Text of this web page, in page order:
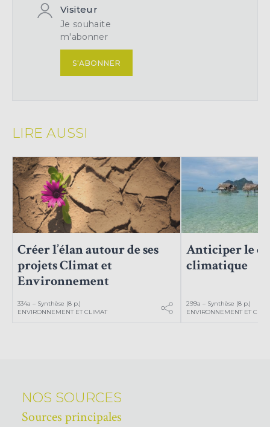
Visiteur
Je souhaite
m'abonner
S'ABONNER
LIRE AUSSI
Créer l’élan autour de ses
projets Climat et
Environnement
334a – Synthèse (8 p.)
ENVIRONNEMENT ET CLIMAT
Anticiper le
climatique
299a – Synthèse (8 p.)
ENVIRONNEMENT ET
NOS SOURCES
Sources principales